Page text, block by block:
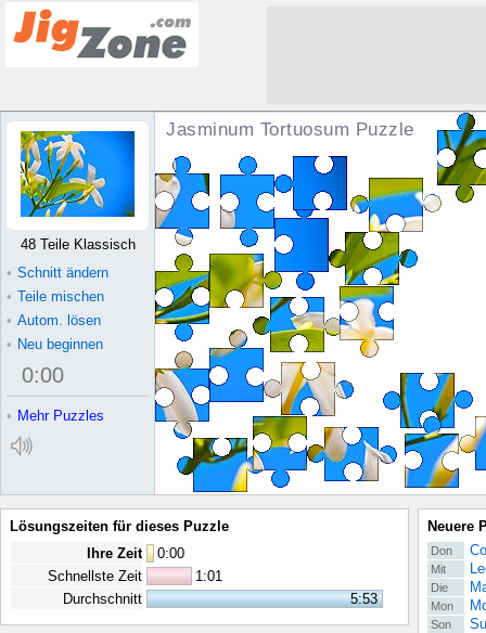
Jasminum Tortuosum Puzzle
48 Teile Klassisch
• Schnitt ändern
• Teile mischen
• Autom. lösen
• Neu beginnen
0:00
• Mehr Puzzles
Lösungszeiten für dieses Puzzle
Ihre Zeit
0:00
Schnellste Zeit
1:01
Durchschnitt
5:53
Neuere
Don
Mit
Die
Mon
Son